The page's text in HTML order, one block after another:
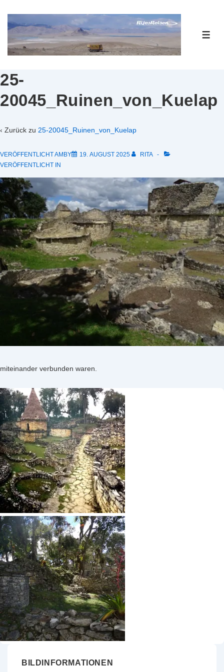
Zum
Inhalt
25-
20045_Ruinen_von_Kuelap
‹ Zurück zu 25-20045_Ruinen_von_Kuelap
VERÖFFENTLICHT AMBY 19. AUGUST 2025
RITA
VERÖFFENTLICHT IN
miteinander verbunden waren.
BILDINFORMATIONEN